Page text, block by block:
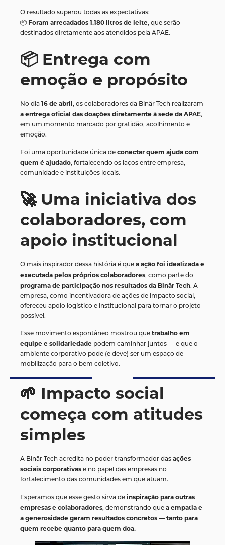
O resultado superou todas as expectativas:
📦 Foram arrecadados 1.180 litros de leite, que serão
destinados diretamente aos atendidos pela APAE.
📦 Entrega com
emoção e propósito
No dia 16 de abril, os colaboradores da Binär Tech realizaram
a entrega oficial das doações diretamente à sede da APAE,
em um momento marcado por gratidão, acolhimento e
emoção.
Foi uma oportunidade única de conectar quem ajuda com
quem é ajudado, fortalecendo os laços entre empresa,
comunidade e instituições locais.
🚀 Uma iniciativa dos
colaboradores, com
apoio institucional
O mais inspirador dessa história é que a ação foi idealizada e
executada pelos próprios colaboradores, como parte do
programa de participação nos resultados da Binär Tech. A
empresa, como incentivadora de ações de impacto social,
ofereceu apoio logístico e institucional para tornar o projeto
possível.
Esse movimento espontâneo mostrou que trabalho em
equipe e solidariedade podem caminhar juntos — e que o
ambiente corporativo pode (e deve) ser um espaço de
mobilização para o bem coletivo.
🌱 Impacto social
começa com atitudes
simples
A Binär Tech acredita no poder transformador das ações
sociais corporativas e no papel das empresas no
fortalecimento das comunidades em que atuam.
Esperamos que esse gesto sirva de inspiração para outras
empresas e colaboradores, demonstrando que a empatia e
a generosidade geram resultados concretos — tanto para
quem recebe quanto para quem doa.